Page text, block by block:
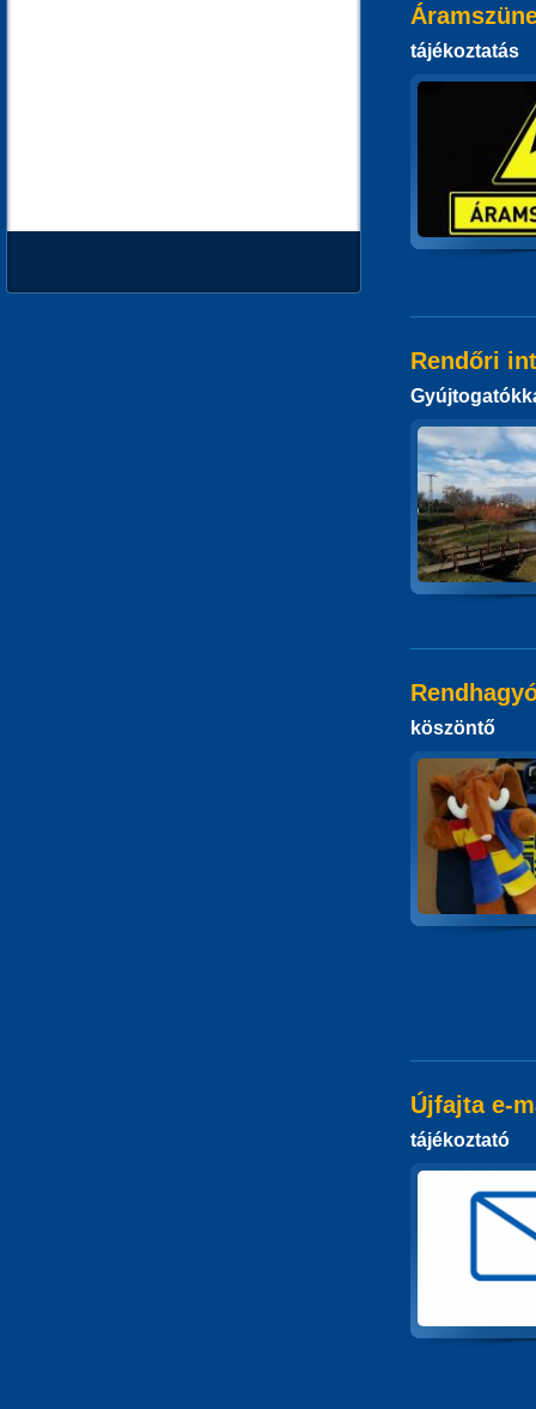
tájékoztatás
Rendőri
köszöntő
Újfajta e-
tájékoztató